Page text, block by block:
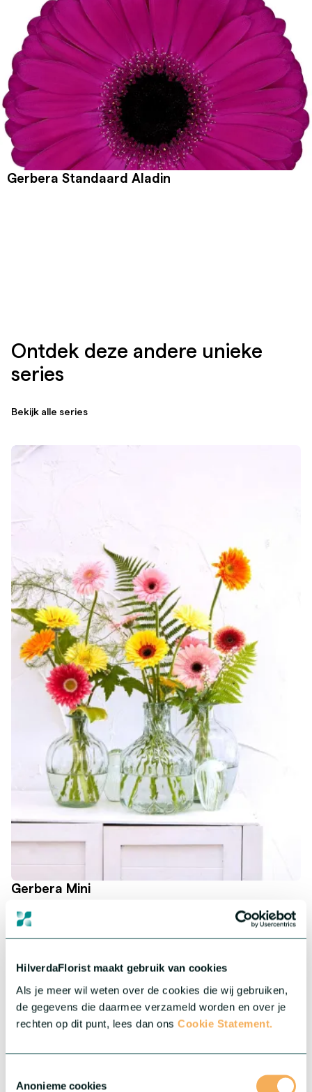
HilverdaFlorist maakt gebruik van cookies
Als je meer wil weten over de cookies die wij gebruiken,
de gegevens die daarmee verzameld worden en over je
rechten op dit punt, lees dan ons Cookie Statement.
Anonieme cookies
Gerbera Standaard Aladin
Ontdek deze andere unieke
series
Bekijk alle series
Gerbera Mini
Schattig, kleurrijk en zeer geliefd! Mini Gerbera's brengen
vreugde als geen ander. Onze collectie biedt sterke en
krachtige genetica, allemaal in prachtige kleuren. Omarm de
kleine schatten je assortiment verrijken.
Meer over deze serie